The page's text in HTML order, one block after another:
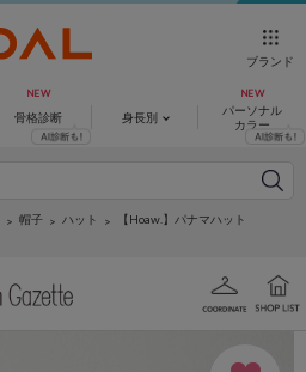
ブランド
骨格診断 身長別
パーソナル
カラー
帽子 ハット 【Hoaw.】パナマハット